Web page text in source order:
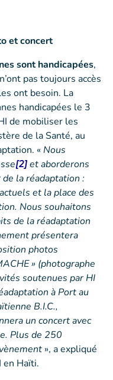
et concert
sont handicapées,
pas toujours accès
ont besoin. La
handicapées le 3
de mobiliser les
de la Santé, au
« Nous
[2]et aborderons
la réadaptation :
et la place des
Nous souhaitons
de la réadaptation
présentera
photos
» (photographe
soutenues par HI
à Port au
B.I.C.,
un concert avec
Plus de 250
», a expliqué
en Haïti.